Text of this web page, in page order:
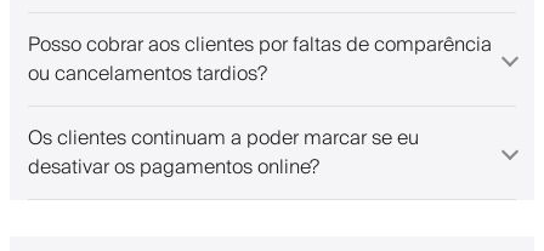
Posso cobrar aos clientes por faltas de comparência
ou cancelamentos tardios?
Os clientes continuam a poder marcar se eu
desativar os pagamentos online?